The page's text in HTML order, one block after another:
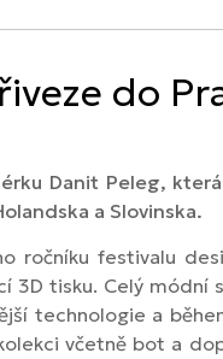
do
Danit Peleg,
a Slovinska.
ročníku festivalu
tisku. Celý módní
technologie a
včetně bot a